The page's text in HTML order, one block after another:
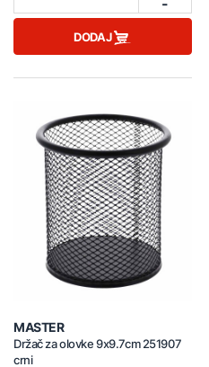
DODAJ
MASTER
Držač za olovke 9x9.7cm 251907
crni